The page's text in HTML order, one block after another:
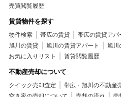
売買閲覧履歴
賃貸物件を探す
物件検索 帯広の賃貸 帯広の賃貸アパ
旭川の賃貸
旭川の賃貸アパート
旭川
お気に入りリスト
賃貸閲覧履歴
不動産売却について
クイック売却査定 帯広・旭川の不動産